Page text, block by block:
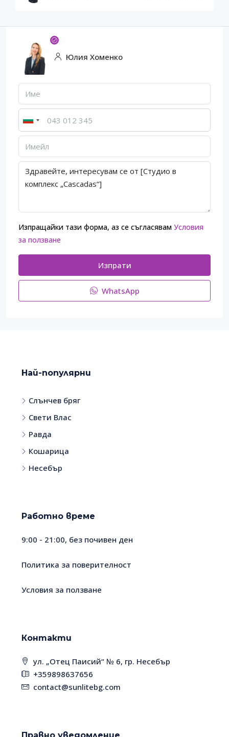
Юлия Хоменко
Изпращайки тази форма, аз се съгласявам Условия
за ползване
Изпрати
WhatsApp
Най-популярни
Слънчев бряг
Свети Влас
Равда
Кошарица
Несебър
Работно време
9:00 - 21:00, без почивен ден
Политика за поверителност
Условия за ползване
Контакти
ул. „Отец Паисий“ № 6, гр. Несебър
+359898637656
contact@sunlitebg.com